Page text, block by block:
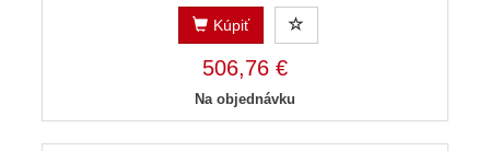
Kúpiť
506,76 €
Na objednávku